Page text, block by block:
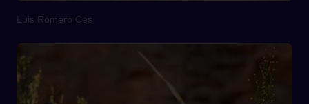
Luis Romero Ces